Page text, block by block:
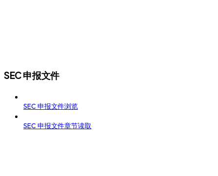
SEC 申报文件
SEC 申报文件浏览
SEC 申报文件章节读取